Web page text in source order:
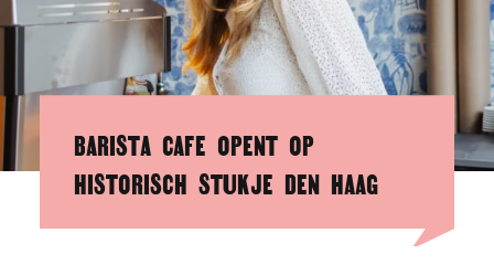
BARISTA CAFE OPENT OP
HISTORISCH STUKJE DEN HAAG